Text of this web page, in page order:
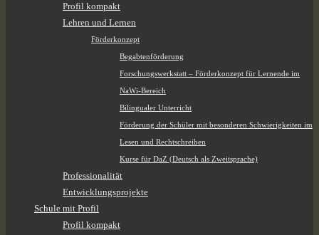
Profil kompakt
Lehren und Lernen
Förderkonzept
Begabtenförderung
Forschungswerkstatt – Förderkonzept für Lernende im
NaWi-Bereich
Bilingualer Unterricht
Förderung der Schüler mit besonderen Schwierigkeiten im
Lesen und Rechtschreiben
Kurse für DaZ (Deutsch als Zweitsprache)
Professionalität
Entwicklungsprojekte
Schule mit Profil
Profil kompakt